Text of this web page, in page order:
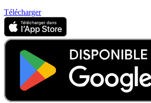
Télécharger